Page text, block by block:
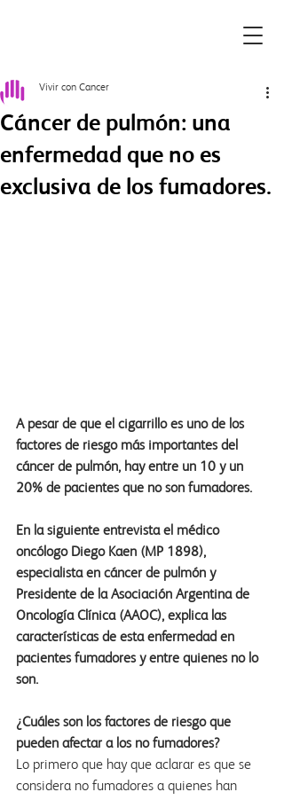
Cáncer de pulmón: una
enfermedad que no es
exclusiva de los fumadores.
Vivir con Cancer
A pesar de que el cigarrillo es uno de los
factores de riesgo más importantes del
cáncer de pulmón, hay entre un 10 y un
20% de pacientes que no son fumadores.
En la siguiente entrevista el médico
oncólogo Diego Kaen (MP 1898),
especialista en cáncer de pulmón y
Presidente de la Asociación Argentina de
Oncología Clínica (AAOC), explica las
características de esta enfermedad en
pacientes fumadores y entre quienes no lo
son.
¿Cuáles son los factores de riesgo que
pueden afectar a los no fumadores?
Lo primero que hay que aclarar es que se
considera no fumadores a quienes han